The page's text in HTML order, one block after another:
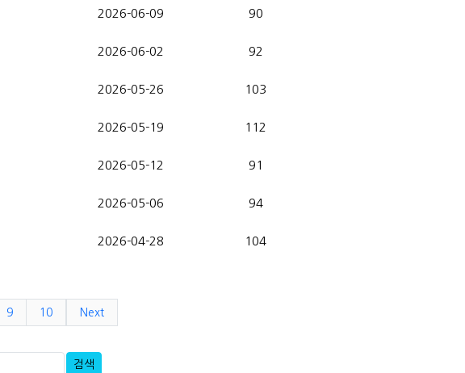
2026-06-09 90
2026-06-02 92
2026-05-26 103
2026-05-19 112
2026-05-12 91
2026-05-06 94
2026-04-28 104
9 10 Next
검색